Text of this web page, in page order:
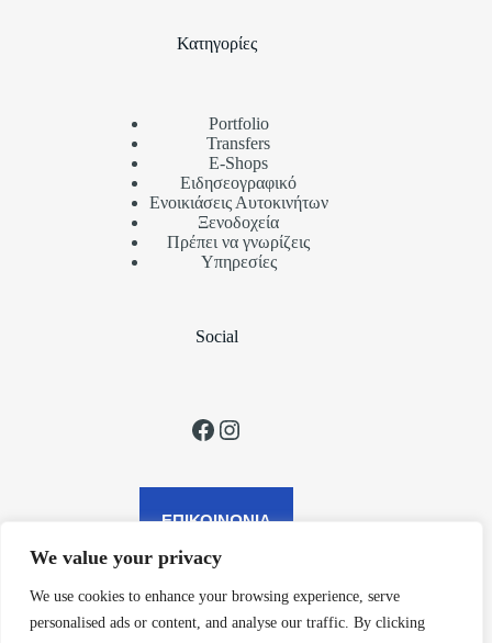
We value your privacy
We use cookies to enhance your browsing experience, serve
personalised ads or content, and analyse our traffic. By clicking
Κατηγορίες
Portfolio
Transfers
Ε-Shops
Ειδησεογραφικό
Ενοικιάσεις Αυτοκινήτων
Ξενοδοχεία
Πρέπει να γνωρίζεις
Υπηρεσίες
Social
Facebook
Instagram
ΕΠΙΚΟΙΝΩΝΙΑ
Contact Us